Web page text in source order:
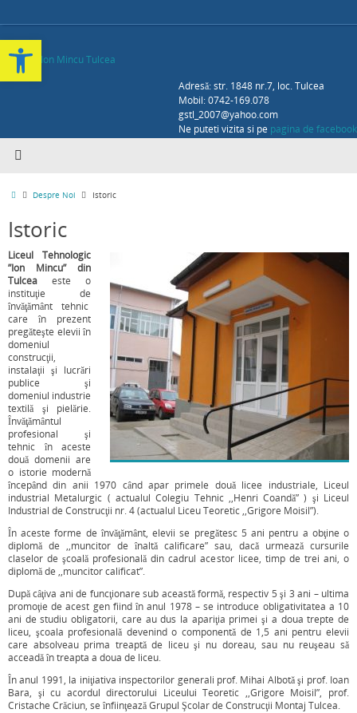
Adresă: str. 1848 nr.7, loc. Tulcea
Mobil: 0742-169.078
gstl_2007@yahoo.com
Ne puteti vizita si pe pagina de facebook
Despre Noi Istoric
Istoric
Liceul Tehnologic
”Ion Mincu” din
Tulcea este o
instituţie de
învăţământ tehnic
care în prezent
pregăteşte elevii în
domeniul
construcţii,
instalaţii şi lucrări
publice şi
domeniul industrie
textilă şi pielărie.
Învăţământul
profesional şi
tehnic în aceste
două domenii are
o istorie modernă
începând din anii 1970 când apar primele două licee industriale, Liceul
industrial Metalurgic ( actualul Colegiu Tehnic ,,Henri Coandă” ) şi Liceul
Industrial de Construcţii nr. 4 (actualul Liceu Teoretic ,,Grigore Moisil”).
În aceste forme de învăţământ, elevii se pregătesc 5 ani pentru a obţine o
diplomă de ,,muncitor de înaltă calificare” sau, dacă urmează cursurile
claselor de şcoală profesională din cadrul acestor licee, timp de trei ani, o
diplomă de ,,muncitor calificat”.
După câţiva ani de funcţionare sub această formă, respectiv 5 şi 3 ani – ultima
promoţie de acest gen fiind în anul 1978 – se introduce obligativitatea a 10
ani de studiu obligatorii, care au dus la apariţia primei şi a doua trepte de
liceu, şcoala profesională devenind o componentă de 1,5 ani pentru elevii
care absolveau prima treaptă de liceu şi nu doreau, sau nu reuşeau să
acceadă în treapta a doua de liceu.
În anul 1991, la iniţiativa inspectorilor generali prof. Mihai Albotă şi prof. Ioan
Bara, şi cu acordul directorului Liceului Teoretic ,,Grigore Moisil”, prof.
Cristache Crăciun, se înfiinţează Grupul Şcolar de Construcţii Montaj Tulcea.
Deschide bara de unelte